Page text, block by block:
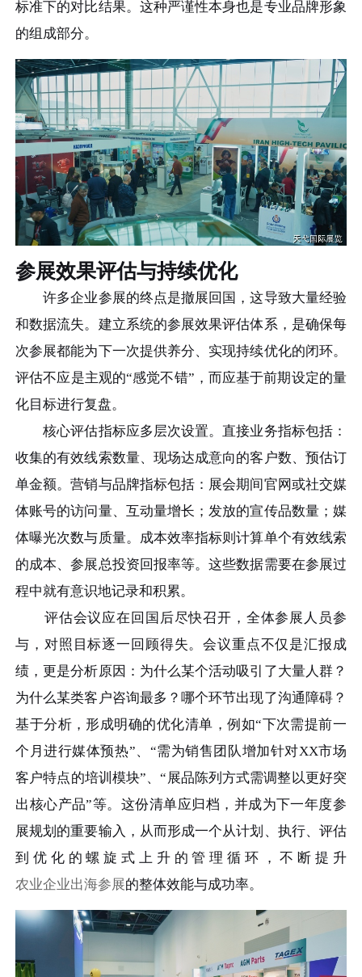
标准下的对比结果。这种严谨性本身也是专业品牌形象
的组成部分。
参展效果评估与持续优化
许多企业参展的终点是撤展回国，这导致大量经验
和数据流失。建立系统的参展效果评估体系，是确保每
次参展都能为下一次提供养分、实现持续优化的闭环。
评估不应是主观的“感觉不错”，而应基于前期设定的量
化目标进行复盘。
核心评估指标应多层次设置。直接业务指标包括：
收集的有效线索数量、现场达成意向的客户数、预估订
单金额。营销与品牌指标包括：展会期间官网或社交媒
体账号的访问量、互动量增长；发放的宣传品数量；媒
体曝光次数与质量。成本效率指标则计算单个有效线索
的成本、参展总投资回报率等。这些数据需要在参展过
程中就有意识地记录和积累。
评估会议应在回国后尽快召开，全体参展人员参
与，对照目标逐一回顾得失。会议重点不仅是汇报成
绩，更是分析原因：为什么某个活动吸引了大量人群？
为什么某类客户咨询最多？哪个环节出现了沟通障碍？
基于分析，形成明确的优化清单，例如“下次需提前一
个月进行媒体预热”、“需为销售团队增加针对XX市场
客户特点的培训模块”、“展品陈列方式需调整以更好突
出核心产品”等。这份清单应归档，并成为下一年度参
展规划的重要输入，从而形成一个从计划、执行、评估
到优化的螺旋式上升的管理循环，不断提升
农业企业出海参展的整体效能与成功率。